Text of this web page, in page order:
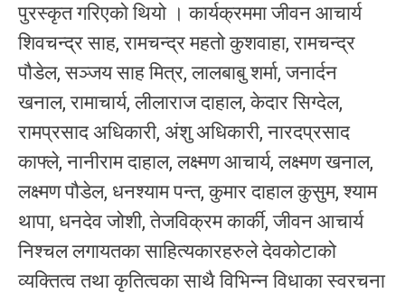
पुरस्कृत गरिएको थियो । कार्यक्रममा जीवन आचार्य
शिवचन्द्र साह, रामचन्द्र महतो कुशवाहा, रामचन्द्र
पौडेल, सञ्जय साह मित्र, लालबाबु शर्मा, जनार्दन
खनाल, रामाचार्य, लीलाराज दाहाल, केदार सिग्देल,
रामप्रसाद अधिकारी, अंशु अधिकारी, नारदप्रसाद
काफ्ले, नानीराम दाहाल, लक्ष्मण आचार्य, लक्ष्मण खनाल,
लक्ष्मण पौडेल, धनश्याम पन्त, कुमार दाहाल कुसुम, श्याम
थापा, धनदेव जोशी, तेजविक्रम कार्की, जीवन आचार्य
निश्चल लगायतका साहित्यकारहरुले देवकोटाको
व्यक्तित्व तथा कृतित्वका साथै विभिन्न विधाका स्वरचना